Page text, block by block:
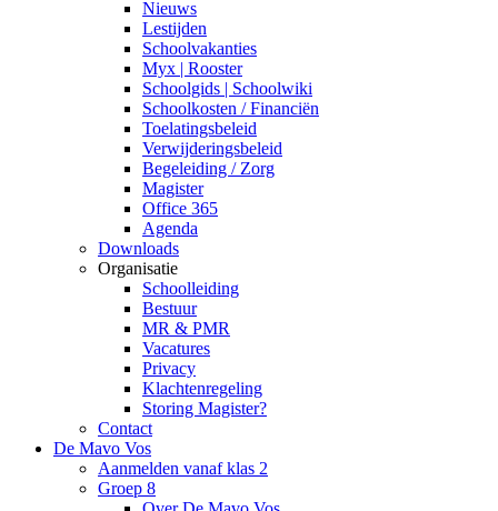
Nieuws
Lestijden
Schoolvakanties
Myx | Rooster
Schoolgids | Schoolwiki
Schoolkosten / Financiën
Toelatingsbeleid
Verwijderingsbeleid
Begeleiding / Zorg
Magister
Office 365
Agenda
Downloads
Organisatie
Schoolleiding
Bestuur
MR & PMR
Vacatures
Privacy
Klachtenregeling
Storing Magister?
Contact
De Mavo Vos
Aanmelden vanaf klas 2
Groep 8